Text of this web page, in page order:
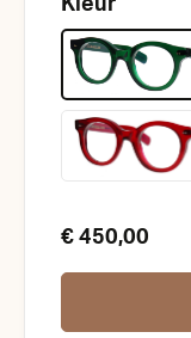
Kleur
€ 450,00